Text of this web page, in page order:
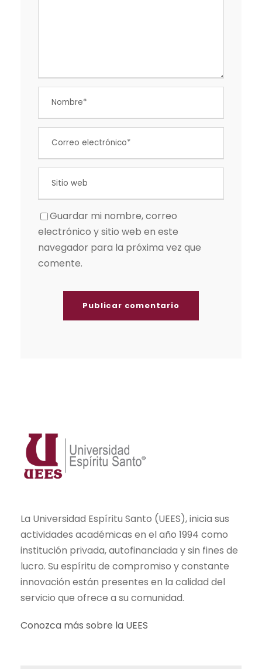
Guardar mi nombre, correo
electrónico y sitio web en este
navegador para la próxima vez que
comente.
La Universidad Espíritu Santo (UEES), inicia sus
actividades académicas en el año 1994 como
institución privada, autofinanciada y sin fines de
lucro. Su espíritu de compromiso y constante
innovación están presentes en la calidad del
servicio que ofrece a su comunidad.
Conozca más sobre la UEES